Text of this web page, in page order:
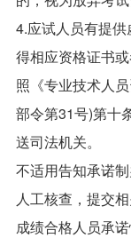
4.应试人员有提
得相应资格证书
照《专业技术人
部令第31号)第十
送司法机关。
不适用告知承诺
人工核查，提交相
成绩合格人员承